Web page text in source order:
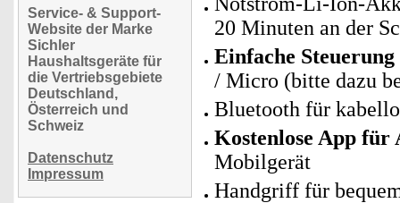
Service- & Support-
Website der Marke
Sichler
Haushaltsgeräte für
die Vertriebsgebiete
Deutschland,
Österreich und
Schweiz
Datenschutz
Impressum
20 Minuten an der
Einfache
/ Micro (bitte dazu
Bluetooth für
Kostenlose App
Mobilgerät
Handgriff für